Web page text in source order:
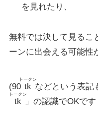
を見れたり、
無料では決して見るこ
ーンに出会える可能性
(90 tk
トークン
などという表記
tk
トークン
」の認識でOKです